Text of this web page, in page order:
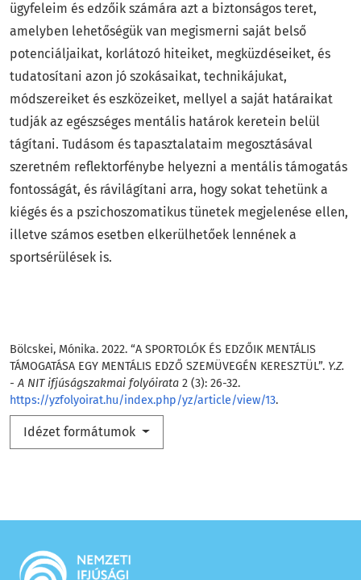
Bölcskei, Mónika. 2022. “A SPORTOLÓK ÉS EDZŐIK MENTÁLIS
TÁMOGATÁSA EGY MENTÁLIS EDZŐ SZEMÜVEGÉN KERESZTÜL”. Y.Z.
- A NIT ifjúságszakmai folyóirata 2 (3): 26-32.
https://yzfolyoirat.hu/index.php/yz/article/view/13.
Idézet formátumok
ügyfeleim és edzőik számára azt a biztonságos teret,
amelyben lehetőségük van megismerni saját belső
potenciáljaikat, korlátozó hiteiket, megküzdéseiket, és
tudatosítani azon jó szokásaikat, technikájukat,
módszereiket és eszközeiket, mellyel a saját határaikat
tudják az egészséges mentális határok keretein belül
tágítani. Tudásom és tapasztalataim megosztásával
szeretném reflektorfénybe helyezni a mentális támogatás
fontosságát, és rávilágítani arra, hogy sokat tehetünk a
kiégés és a pszichoszomatikus tünetek megjelenése ellen,
illetve számos esetben elkerülhetőek lennének a
sportsérülések is.